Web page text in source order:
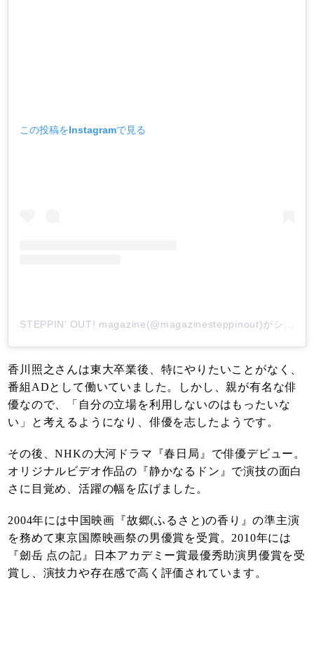
この投稿をInstagramで見る
香川照之さんは東大卒業後、特にやりたいことがなく、
番組ADとして働いていました。しかし、親が有名な俳
優なので、「自分の立場を利用しないのはもったいな
い」と考えるようになり、俳優を志したようです。
その後、NHKの大河ドラマ『春日局』で俳優デビュー。
オリジナルビデオ作品の『静かなるドン』で演技の面白
さに目覚め、活躍の幅を広げました。
2004年には中国映画『故郷(ふるさと)の香り』の準主演
を務めて東京国際映画祭の男優賞を受賞。2010年には
『劒岳 点の記』日本アカデミー賞最優秀助演男優賞を受
賞し、演技力や存在感で高く評価されています。